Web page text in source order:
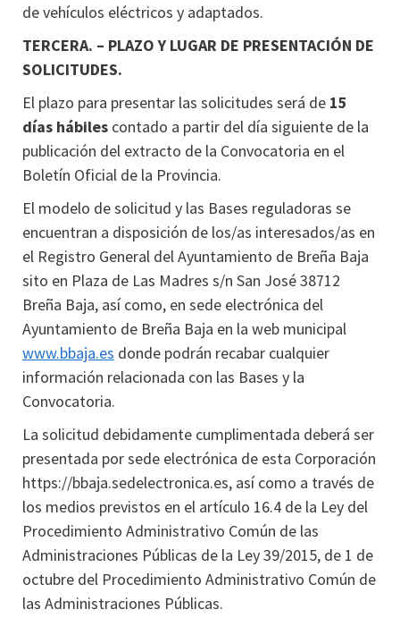
de vehículos eléctricos y adaptados.
TERCERA. – PLAZO Y LUGAR DE PRESENTACIÓN DE
SOLICITUDES.
El plazo para presentar las solicitudes será de 15
días hábiles contado a partir del día siguiente de la
publicación del extracto de la Convocatoria en el
Boletín Oficial de la Provincia.
El modelo de solicitud y las Bases reguladoras se
encuentran a disposición de los/as interesados/as en
el Registro General del Ayuntamiento de Breña Baja
sito en Plaza de Las Madres s/n San José 38712
Breña Baja, así como, en sede electrónica del
Ayuntamiento de Breña Baja en la web municipal
www.bbaja.es donde podrán recabar cualquier
información relacionada con las Bases y la
Convocatoria.
La solicitud debidamente cumplimentada deberá ser
presentada por sede electrónica de esta Corporación
https://bbaja.sedelectronica.es, así como a través de
los medios previstos en el artículo 16.4 de la Ley del
Procedimiento Administrativo Común de las
Administraciones Públicas de la Ley 39/2015, de 1 de
octubre del Procedimiento Administrativo Común de
las Administraciones Públicas.